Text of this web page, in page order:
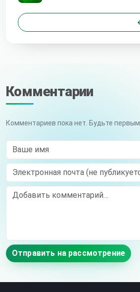
Комментарии
Комментариев пока нет. Будьте первым.
Ваше имя
Электронная почта (не публикуется)
Comment
Отправить на рассмотрение